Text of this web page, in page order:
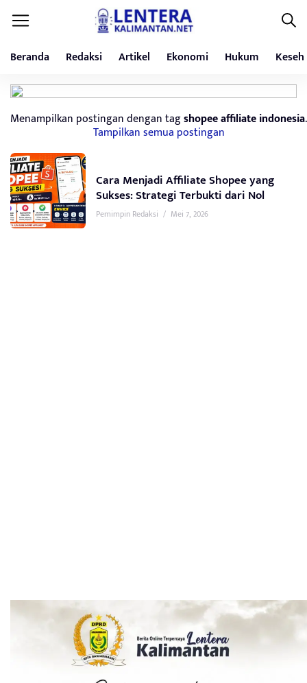
Beranda Redaksi Artikel Ekonomi Hukum
Menampilkan postingan dengan tagshopee affiliate indonesia.
Tampilkan semua postingan
Cara Menjadi Affiliate Shopee yang
Sukses: Strategi Terbukti dari Nol
Pemimpin Redaksi / Mei 7, 2026